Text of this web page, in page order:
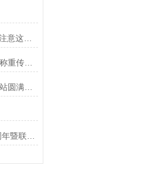
使用TCPIP通讯电子秤时，要注意这些！
读卡记录电子秤的核心部件是称重传感器
巨天称重设备全球巡回展郑州站圆满结束